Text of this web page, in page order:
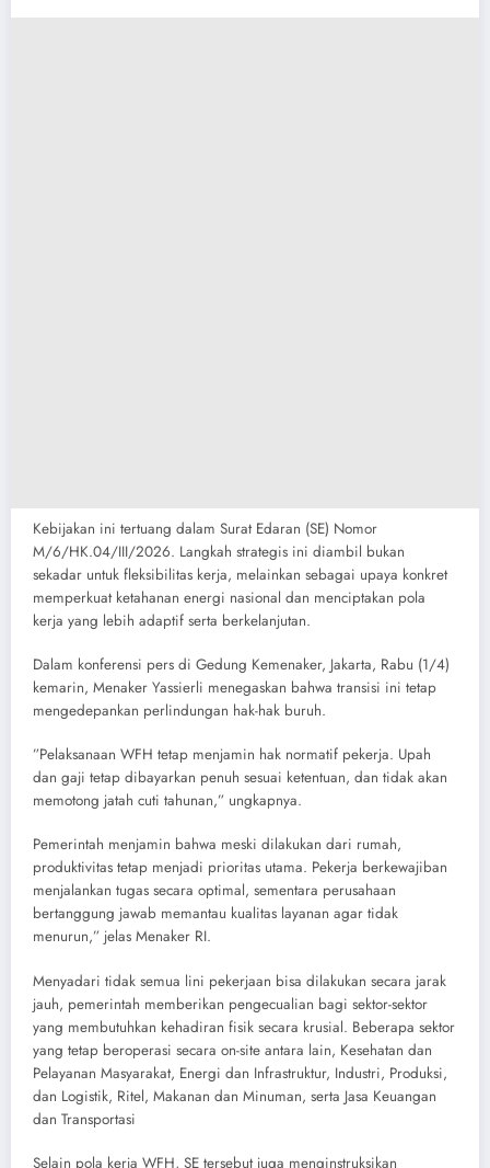
​Kebijakan ini tertuang dalam Surat Edaran (SE) Nomor
M/6/HK.04/III/2026. Langkah strategis ini diambil bukan
sekadar untuk fleksibilitas kerja, melainkan sebagai upaya konkret
memperkuat ketahanan energi nasional dan menciptakan pola
kerja yang lebih adaptif serta berkelanjutan.
​Dalam konferensi pers di Gedung Kemenaker, Jakarta, Rabu (1/4)
kemarin, Menaker Yassierli menegaskan bahwa transisi ini tetap
mengedepankan perlindungan hak-hak buruh.
​”Pelaksanaan WFH tetap menjamin hak normatif pekerja. Upah
dan gaji tetap dibayarkan penuh sesuai ketentuan, dan tidak akan
memotong jatah cuti tahunan,” ungkapnya.
​Pemerintah menjamin bahwa meski dilakukan dari rumah,
produktivitas tetap menjadi prioritas utama. Pekerja berkewajiban
menjalankan tugas secara optimal, sementara perusahaan
bertanggung jawab memantau kualitas layanan agar tidak
menurun,” jelas Menaker RI.
​Menyadari tidak semua lini pekerjaan bisa dilakukan secara jarak
jauh, pemerintah memberikan pengecualian bagi sektor-sektor
yang membutuhkan kehadiran fisik secara krusial. Beberapa sektor
yang tetap beroperasi secara on-site antara lain, Kesehatan dan
Pelayanan Masyarakat, Energi dan Infrastruktur, ​Industri, Produksi,
dan Logistik, ​Ritel, Makanan dan Minuman, serta ​Jasa Keuangan
dan Transportasi
​Selain pola kerja WFH, SE tersebut juga menginstruksikan